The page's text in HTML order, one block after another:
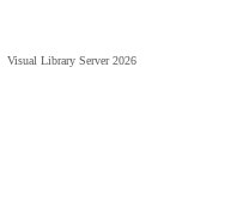
Visual Library Server 2026